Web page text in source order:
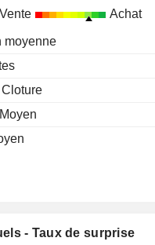
Vente Achat
moyenne
- Taux de surprise